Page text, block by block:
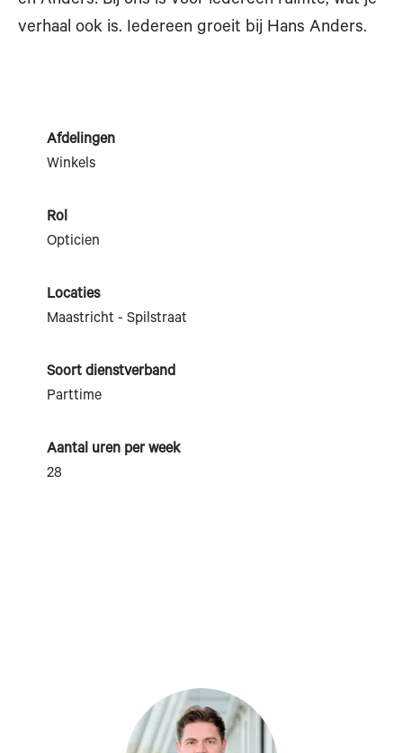
verhaal ook is. Iedereen groeit bij Hans Anders.
Afdelingen
Winkels
Rol
Opticien
Locaties
Maastricht - Spilstraat
Soort dienstverband
Parttime
Aantal uren per week
28